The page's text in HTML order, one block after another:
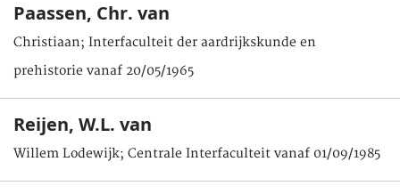
Paassen, Chr. van
Christiaan; Interfaculteit der aardrijkskunde en
prehistorie vanaf 20/05/1965
Reijen, W.L. van
Willem Lodewijk; Centrale Interfaculteit vanaf 01/09/1985